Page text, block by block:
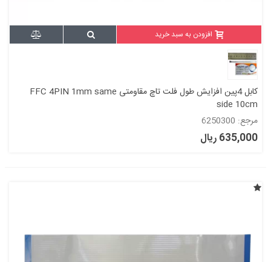
افزودن به سبد خرید
کابل 4پین افزایش طول فلت تاچ مقاومتی FFC 4PIN 1mm same
side 10cm
مرجع: 6250300
635,000 ریال